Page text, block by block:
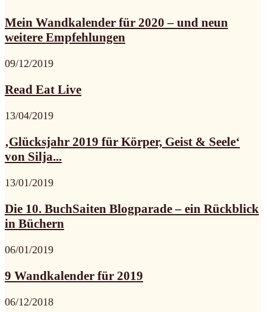
Mein Wandkalender für 2020 – und neun
weitere Empfehlungen
09/12/2019
Read Eat Live
13/04/2019
‚Glücksjahr 2019 für Körper, Geist & Seele‘
von Silja...
13/01/2019
Die 10. BuchSaiten Blogparade – ein Rückblick
in Büchern
06/01/2019
9 Wandkalender für 2019
06/12/2018